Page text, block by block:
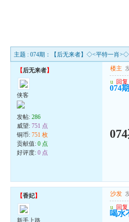
主题 : 074期：【后无来者】◇<平特一肖>◇
【后无来者】
侠客
发帖:286
威望:751 点
铜币:751 枚
贡献值:0 点
好评度:0 点
楼主
u 回复
074
074
【香妃】
新手上路
沙发
u 回复
喝水